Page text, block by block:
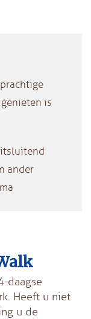
is
ander
daagse
Heeft u niet
u de